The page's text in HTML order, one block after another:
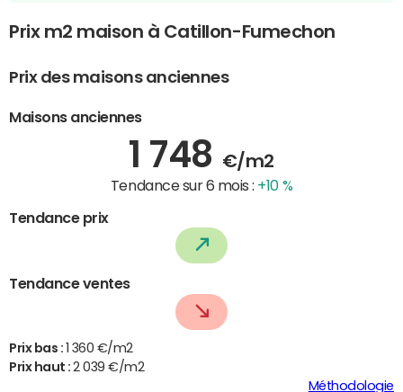
Prix m2 maison à Catillon-Fumechon
Prix des maisons anciennes
Maisons anciennes
1 748 €/m2
Tendance sur 6 mois : +10 %
Tendance prix
Tendance ventes
Prix bas :
1 360 €/m2
Prix haut :2 039 €/m2
Méthodologie